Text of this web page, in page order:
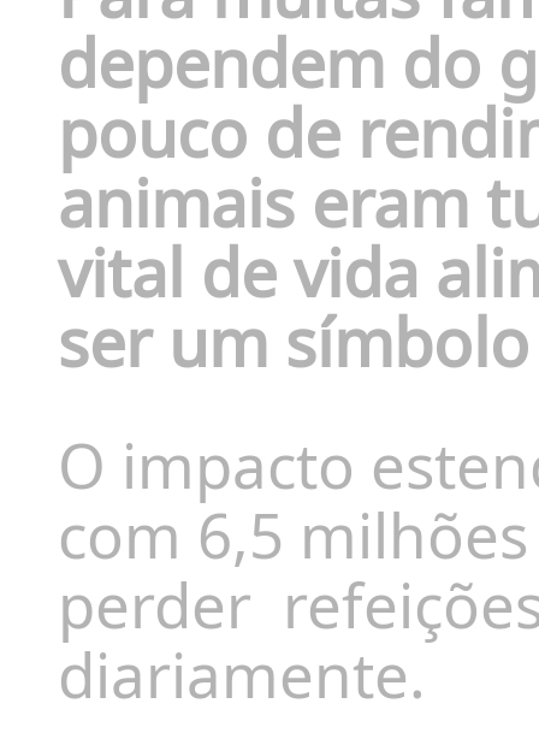
dependem do
pouco de
animais eram
vital de vida
ser um
O impacto
com 6,5
perder
diariamente.